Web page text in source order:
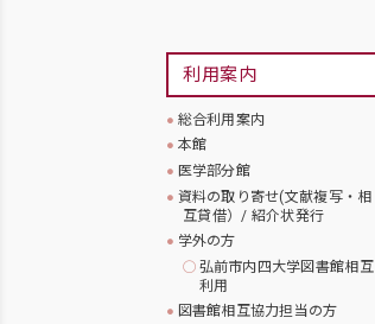
利用案内
総合利用案内
本館
医学部分館
資料の取り寄せ(文献複写・相
互貸借）/ 紹介状発行
学外の方
弘前市内四大学図書館相互
利用
図書館相互協力担当の方